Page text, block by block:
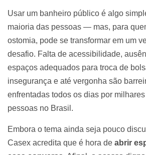
Usar um banheiro público é algo
maioria das pessoas — mas, para
ostomia, pode se transformar em um
desafio. Falta de acessibilidade,
espaços adequados para troca de
insegurança e até vergonha são
enfrentadas todos os dias por
pessoas no Brasil.
Embora o tema ainda seja pouco
Casex acredita que é hora de abrir